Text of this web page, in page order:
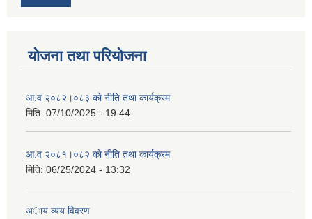
योजना तथा परियोजना
आ.व २०८२।०८३ काे नीति तथा कार्यक्रम
मिति: 07/10/2025 - 19:44
आ.व २०८१।०८२ काे नीति तथा कार्यक्रम
मिति: 06/25/2024 - 13:32
अाय व्यय विवरण